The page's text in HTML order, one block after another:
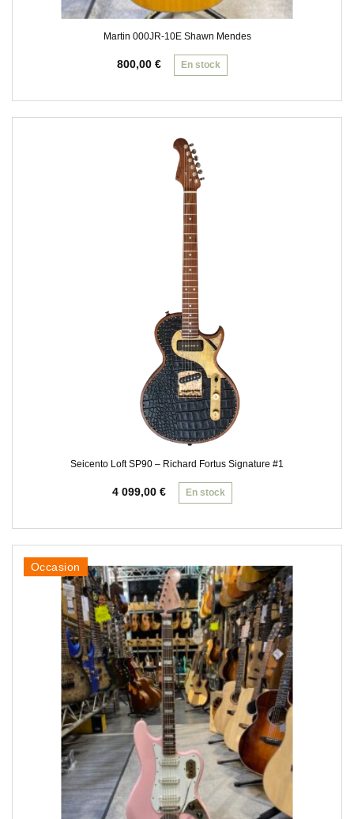
Martin 000JR-10E Shawn Mendes
800,00 € En stock
Seicento Loft SP90 – Richard Fortus Signature #1
4 099,00 € En stock
Occasion